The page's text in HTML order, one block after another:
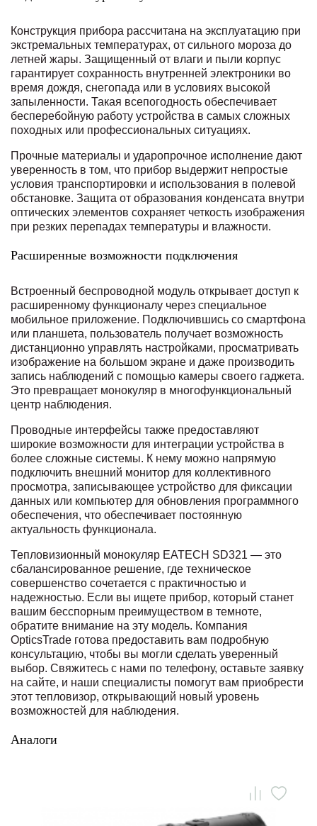
Конструкция прибора рассчитана на эксплуатацию при
экстремальных температурах, от сильного мороза до
летней жары. Защищенный от влаги и пыли корпус
гарантирует сохранность внутренней электроники во
время дождя, снегопада или в условиях высокой
запыленности. Такая всепогодность обеспечивает
бесперебойную работу устройства в самых сложных
походных или профессиональных ситуациях.
Прочные материалы и ударопрочное исполнение дают
уверенность в том, что прибор выдержит непростые
условия транспортировки и использования в полевой
обстановке. Защита от образования конденсата внутри
оптических элементов сохраняет четкость изображения
при резких перепадах температуры и влажности.
Расширенные возможности подключения
Встроенный беспроводной модуль открывает доступ к
расширенному функционалу через специальное
мобильное приложение. Подключившись со смартфона
или планшета, пользователь получает возможность
дистанционно управлять настройками, просматривать
изображение на большом экране и даже производить
запись наблюдений с помощью камеры своего гаджета.
Это превращает монокуляр в многофункциональный
центр наблюдения.
Проводные интерфейсы также предоставляют
широкие возможности для интеграции устройства в
более сложные системы. К нему можно напрямую
подключить внешний монитор для коллективного
просмотра, записывающее устройство для фиксации
данных или компьютер для обновления программного
обеспечения, что обеспечивает постоянную
актуальность функционала.
Тепловизионный монокуляр EATECH SD321 — это
сбалансированное решение, где техническое
совершенство сочетается с практичностью и
надежностью. Если вы ищете прибор, который станет
вашим бесспорным преимуществом в темноте,
обратите внимание на эту модель. Компания
OpticsTrade готова предоставить вам подробную
консультацию, чтобы вы могли сделать уверенный
выбор. Свяжитесь с нами по телефону, оставьте заявку
на сайте, и наши специалисты помогут вам приобрести
этот тепловизор, открывающий новый уровень
возможностей для наблюдения.
Аналоги